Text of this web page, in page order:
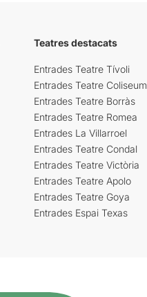
Teatres destacats
Entrades Teatre Tívoli
Entrades Teatre Coliseum
Entrades Teatre Borràs
Entrades Teatre Romea
Entrades La Villarroel
Entrades Teatre Condal
Entrades Teatre Victòria
Entrades Teatre Apolo
Entrades Teatre Goya
Entrades Espai Texas